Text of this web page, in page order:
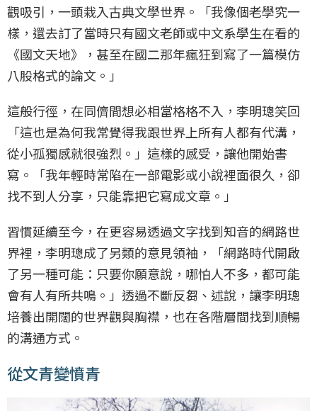
觀吸引，一頭栽入古典文學世界。「我像個老學究一
樣，還去訂了當時只有國文老師或中文系學生在看的
《國文天地》，甚至在國二那年瘋狂到寫了一篇模仿
八股格式的論文。」
這般行徑，在同儕間想必相當格格不入，李明璁笑回
「這也是為何我常覺得我跟世界上所有人都有代溝，
從小孤獨感就很強烈。」這樣的感受，讓他開始書
寫。「我年輕時常陷在一部電影或小說裡面很久，卻
找不到人分享，只能靠把它寫成文章。」
習慣延續至今，在更容易透過文字找到知音的網路世
界裡，李明璁成了另類的意見領袖，「網路時代開啟
了另一種可能：只要你願意說，哪怕人不多，都可能
會有人有所共鳴。」透過不斷反芻、述說，讓李明璁
培養出開闊的世界觀與胸襟，也在各階層間找到順暢
的溝通方式。
從文青變憤青